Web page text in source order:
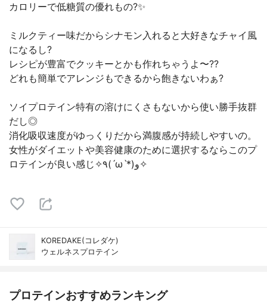
カロリーで低糖質の優れもの?✨
ミルクティー味だからシナモン入れると大好きなチャイ風
になるし?
レシピが豊富でクッキーとかも作れちゃうよ〜??
どれも簡単でアレンジもできるから飽きないわぁ?
ソイプロテイン特有の溶けにくさもないから使い勝手抜群
だし◎
消化吸収速度がゆっくりだから満腹感が持続しやすいの。
女性がダイエットや美容健康のために選択するならこのプ
ロテインが良い感じ✧٩(ˊωˋ*)و✧
KOREDAKE(コレダケ)
ウェルネスプロテイン
プロテインおすすめランキング